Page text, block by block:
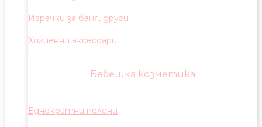
Играчки за баня, други
Хигиенни аксесоари
Бебешка козметика
Еднократни пелени